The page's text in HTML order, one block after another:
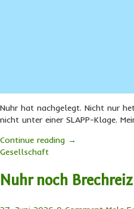
Nuhr hat nachgelegt. Nicht nur
nicht unter einer SLAPP-Klage.
Continue reading →
Gesellschaft
Nuhr noch Brechreiz